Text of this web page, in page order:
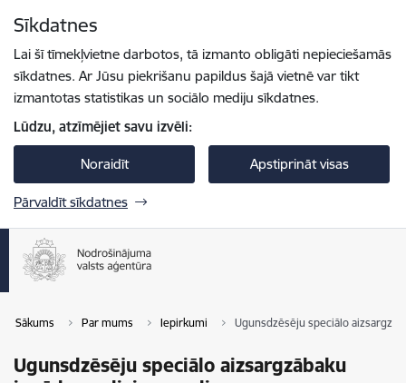
Sīkdatnes
Lai šī tīmekļvietne darbotos, tā izmanto obligāti nepieciešamās
sīkdatnes. Ar Jūsu piekrišanu papildus šajā vietnē var tikt
izmantotas statistikas un sociālo mediju sīkdatnes.
Lūdzu, atzīmējiet savu izvēli:
Noraidīt Apstiprināt visas
Pārvaldīt sīkdatnes
Sākums Par mums Iepirkumi Ugunsdzēsēju speciālo
Ugunsdzēsēju speciālo aizsargzābaku